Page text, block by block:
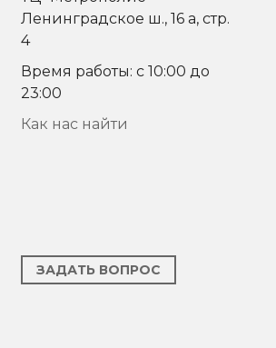
Ленинградское ш., 16 а, стр.
4
Время работы: с 10:00 до
23:00
Как нас найти
ЗАДАТЬ ВОПРОС